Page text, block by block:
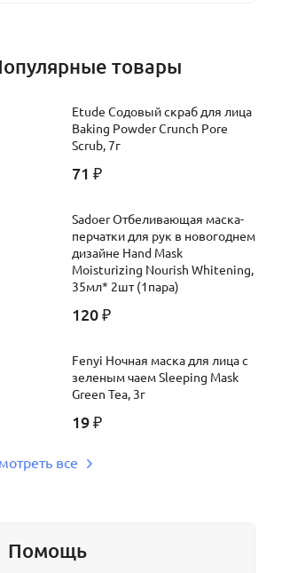
товары
Etude Содовый скраб для лица
Baking Powder Crunch Pore
Scrub, 7г
71 ₽
Sadoer Отбеливающая маска-
перчатки для рук в новогоднем
дизайне Hand Mask
Moisturizing Nourish Whitening,
35мл* 2шт (1пара)
120 ₽
Fenyi Ночная маска для лица с
зеленым чаем Sleeping Mask
Green Tea, 3г
19 ₽
все
Помощь